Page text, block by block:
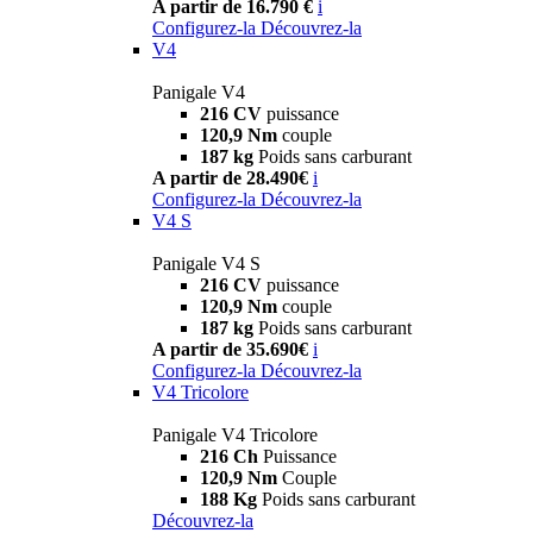
A partir de 16.790 € i
Configurez-la Découvrez-la
V4
Panigale V4
216 CV puissance
120,9 Nm couple
187 kg Poids sans carburant
A partir de 28.490€ i
Configurez-la Découvrez-la
V4 S
Panigale V4 S
216 CV puissance
120,9 Nm couple
187 kg Poids sans carburant
A partir de 35.690€ i
Configurez-la Découvrez-la
V4 Tricolore
Panigale V4 Tricolore
216 Ch Puissance
120,9 Nm Couple
188 Kg Poids sans carburant
Découvrez-la